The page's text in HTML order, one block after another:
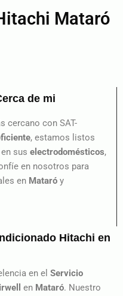
Mataró
de mi
cercano con SAT-
, estamos listos
sus electrodomésticos,
en nosotros para
en Mataró y
Hitachi en
en el Servicio
en Mataró. Nuestro